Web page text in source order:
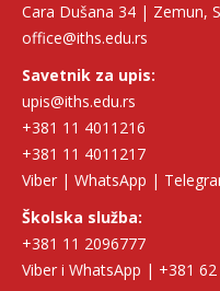
Cara Dušana 34 | Zemun,
office@iths.edu.rs
Savetnik za upis:
upis@iths.edu.rs
+381 11 4011216
+381 11 4011217
Viber | WhatsApp |
Školska služba:
+381 11 2096777
Viber i WhatsApp | +381 62